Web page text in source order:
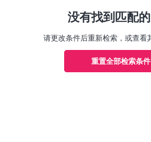
没有找到匹配
请更改条件后重新检索，或查看
重置全部检索条件